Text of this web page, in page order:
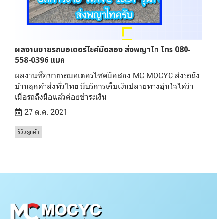
ผลงานขายรถมอเตอร์ไซค์มือสอง ส่งพญาไท โทร 080-
558-0396 แมค
ผลงานซื้อขายรถมอเตอร์ไซค์มือสอง MC MOCYC ส่งรถถึง
บ้านลูกค้าส่งทั่วไทย มีบริการเก็บเงินปลายทางอุ่นใจได้ว่า
เมื่อรถถึงมือแล้วค่อยชำระเงิน
27 ต.ค. 2021
รีวิวลูกค้า